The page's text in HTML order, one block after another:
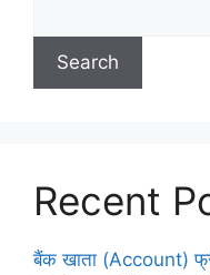
Search
Recent
बैंक खाता (Account)